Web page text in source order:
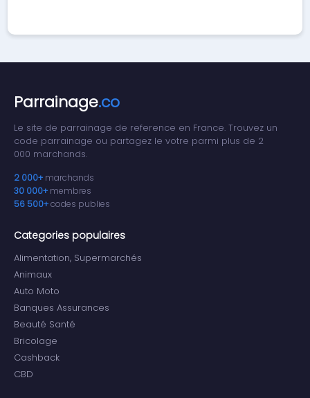
Parrainage.co
Le site de parrainage de reference en France. Trouvez un
code parrainage ou partagez le votre parmi plus de 2
000 marchands.
2 000+ marchands
30 000+ membres
56 500+codes publies
Categories populaires
Alimentation, Supermarchés
Animaux
Auto Moto
Banques Assurances
Beauté Santé
Bricolage
Cashback
CBD